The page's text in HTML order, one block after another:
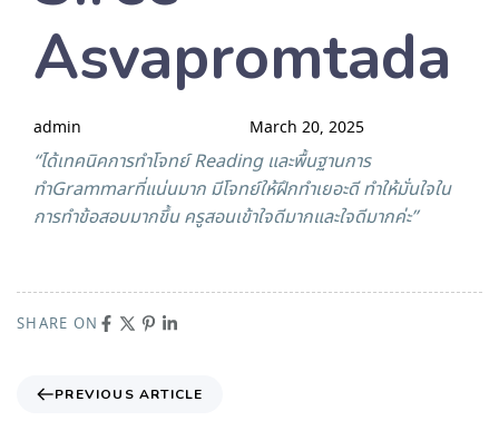
Asvapromtada
admin March 20, 2025
“ได้เทคนิคการทำโจทย์ Reading และพื้นฐานการ
ทำGrammarที่แน่นมาก มีโจทย์ให้ฝึกทำเยอะดี ทำให้มั่นใจใน
การทำข้อสอบมากขึ้น ครูสอนเข้าใจดีมากและใจดีมากค่ะ”
SHARE ON
PREVIOUS ARTICLE